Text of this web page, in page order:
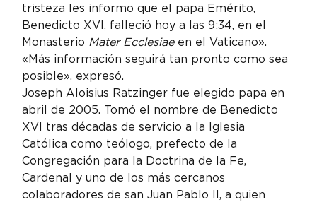
tristeza les informo que el papa Emérito,
Benedicto XVI, falleció hoy a las 9:34, en el
Monasterio Mater Ecclesiae en el Vaticano».
«Más información seguirá tan pronto como sea
posible», expresó.
Joseph Aloisius Ratzinger fue elegido papa en
abril de 2005. Tomó el nombre de Benedicto
XVI tras décadas de servicio a la Iglesia
Católica como teólogo, prefecto de la
Congregación para la Doctrina de la Fe,
Cardenal y uno de los más cercanos
colaboradores de san Juan Pablo II, a quien